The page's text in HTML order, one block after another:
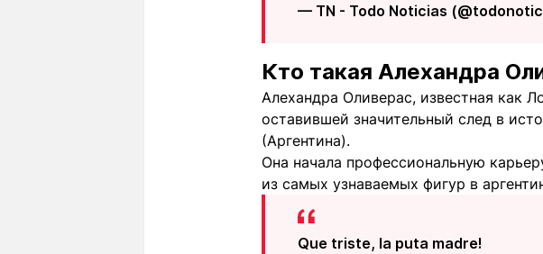
— TN - Todo Noticias
Кто такая Алехандра
Алехандра Оливерас, известная как
оставившей значительный след в
(Аргентина).
Она начала профессиональную
из самых узнаваемых фигур в
Que triste, la puta madre!